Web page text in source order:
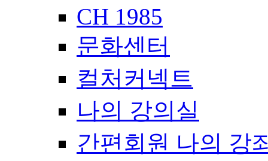
CH 1985
문화센터
컬처커넥트
나의 강의실
간편회원 나의 강